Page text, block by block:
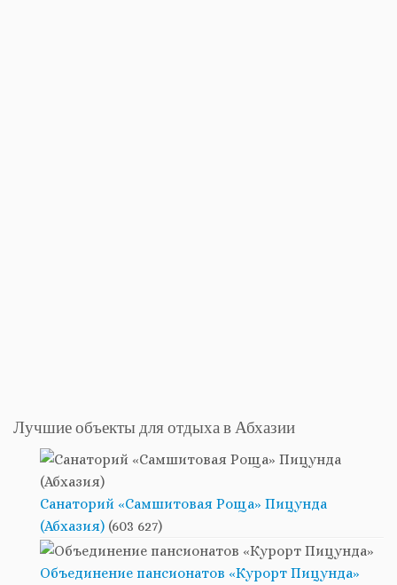
Лучшие объекты для отдыха в Абхазии
Санаторий «Самшитовая Роща» Пицунда
(Абхазия) (603 627)
Объединение пансионатов «Курорт Пицунда»